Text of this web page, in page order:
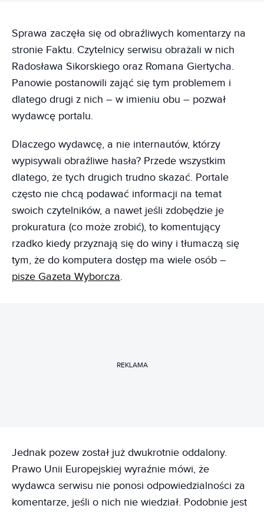
Sprawa zaczęła się od obraźliwych komentarzy na
stronie Faktu. Czytelnicy serwisu obrażali w nich
Radosława Sikorskiego oraz Romana Giertycha.
Panowie postanowili zająć się tym problemem i
dlatego drugi z nich – w imieniu obu – pozwał
wydawcę portalu.
Dlaczego wydawcę, a nie internautów, którzy
wypisywali obraźliwe hasła? Przede wszystkim
dlatego, że tych drugich trudno skazać. Portale
często nie chcą podawać informacji na temat
swoich czytelników, a nawet jeśli zdobędzie je
prokuratura (co może zrobić), to komentujący
rzadko kiedy przyznają się do winy i tłumaczą się
tym, że do komputera dostęp ma wiele osób –
pisze Gazeta Wyborcza.
REKLAMA
Jednak pozew został już dwukrotnie oddalony.
Prawo Unii Europejskiej wyraźnie mówi, że
wydawca serwisu nie ponosi odpowiedzialności za
komentarze, jeśli o nich nie wiedział. Podobnie jest